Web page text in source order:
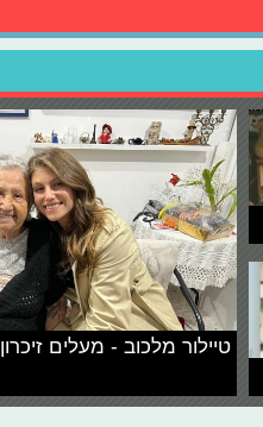
טיילור מלכוב - מעלים זיכרון